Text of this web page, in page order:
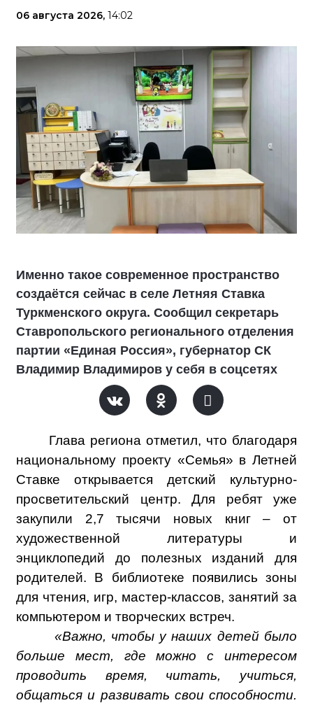
06 августа 2026, 14:02
Именно такое современное пространство
создаётся сейчас в селе Летняя Ставка
Туркменского округа. Сообщил секретарь
Ставропольского регионального отделения
партии «Единая Россия», губернатор СК
Владимир Владимиров у себя в соцсетях
Глава региона отметил, что благодаря
национальному проекту «Семья» в Летней
Ставке открывается детский культурно-
просветительский центр. Для ребят уже
закупили 2,7 тысячи новых книг – от
художественной литературы и
энциклопедий до полезных изданий для
родителей. В библиотеке появились зоны
для чтения, игр, мастер-классов, занятий за
компьютером и творческих встреч.
«Важно, чтобы у наших детей было
больше мест, где можно с интересом
проводить время, читать, учиться,
общаться и развивать свои способности.